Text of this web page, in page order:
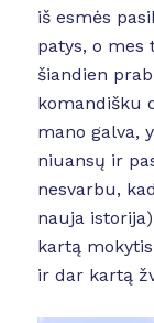
iš esmės
patys, o mes
šiandien
komandišku
mano galva,
niuansų ir
nesvarbu,
nauja
kartą
ir dar kartą